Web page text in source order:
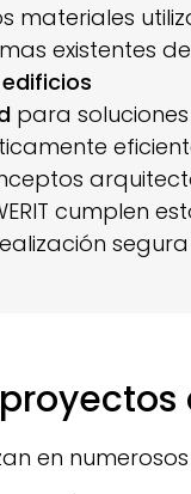
materiales
existentes
para
cumplen
en